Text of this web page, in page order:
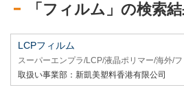
「フィルム」の検索
LCPフィルム
スーパーエンプラ LCP 液晶ポリマー 海外 フ
取扱い事業部： 新凱美塑料香港有限公司